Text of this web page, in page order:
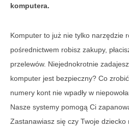
komputera.
Komputer to już nie tylko narzędzie
pośrednictwem robisz zakupy,
przelewów. Niejednokrotnie
komputer jest bezpieczny? Co
numery kont nie wpadły w
Nasze systemy pomogą Ci
Zastanawiasz się czy Twoje